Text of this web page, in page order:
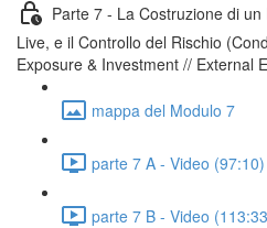
Parte 7 - La Costruzione di
Live, e il Controllo del Rischio
Exposure & Investment // External
mappa del Modulo 7
parte 7 A - Video (97:10)
parte 7 B - Video